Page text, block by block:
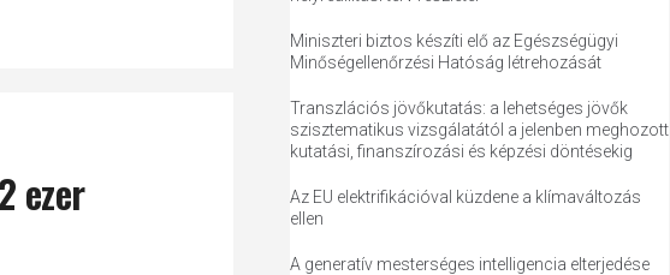
ezer
Miniszteri biztos készíti elő az Egészségügyi
Minőségellenőrzési Hatóság létrehozását
Transzlációs jövőkutatás: a lehetséges jövők
szisztematikus vizsgálatától a jelenben meghozott
kutatási, finanszírozási és képzési döntésekig
Az EU elektrifikációval küzdene a klímaváltozás
ellen
A generatív mesterséges intelligencia elterjedése